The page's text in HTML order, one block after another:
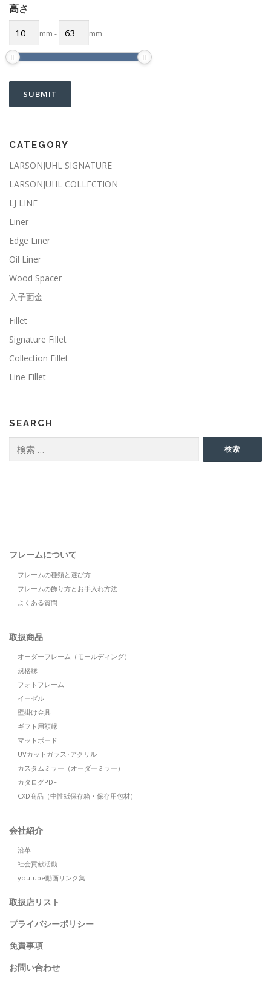
高さ
mm - mm
CATEGORY
LARSONJUHL SIGNATURE
LARSONJUHL COLLECTION
LJ LINE
Liner
Edge Liner
Oil Liner
Wood Spacer
入子面金
Fillet
Signature Fillet
Collection Fillet
Line Fillet
SEARCH
索:
検索
フレームについて
フレームの種類と選び方
フレームの飾り方とお手入れ方法
よくある質問
取扱商品
オーダーフレーム（モールディング）
規格縁
フォトフレーム
イーゼル
壁掛け金具
ギフト用額縁
マットボード
UVカットガラス･アクリル
カスタムミラー（オーダーミラー）
カタログPDF
CXD商品（中性紙保存箱・保存用包材）
会社紹介
沿革
社会貢献活動
youtube動画リンク集
取扱店リスト
プライバシーポリシー
免責事項
お問い合わせ